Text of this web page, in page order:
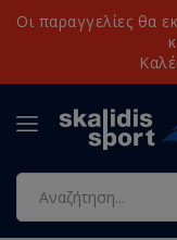
Οι παραγγελίες θα